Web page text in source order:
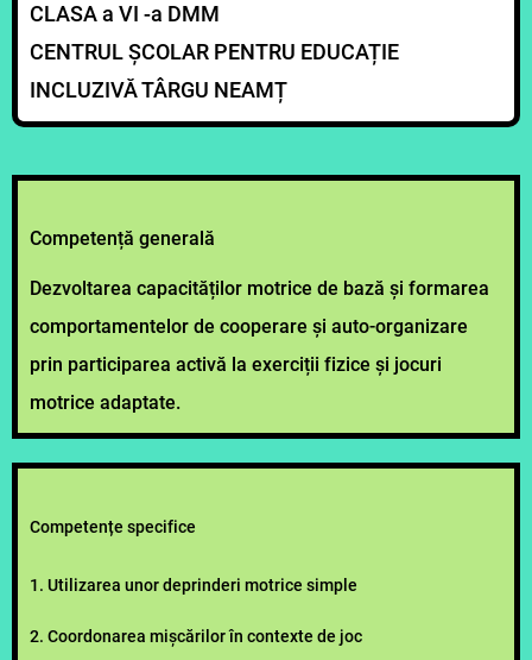
CLASA a VI -a DMM
CENTRUL ȘCOLAR PENTRU EDUCAȚIE
INCLUZIVĂ TÂRGU NEAMȚ
Competență generală
Dezvoltarea capacităților motrice de bază și formarea
comportamentelor de cooperare și auto-organizare
prin participarea activă la exerciții fizice și jocuri
motrice adaptate.
Competențe specifice
1. Utilizarea unor deprinderi motrice simple
2. Coordonarea mișcărilor în contexte de joc